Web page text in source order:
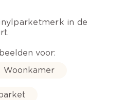
in de
voor:
Woonkamer